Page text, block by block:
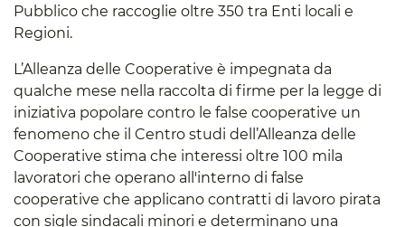
Pubblico che raccoglie oltre 350 tra Enti locali e
Regioni.
L’Alleanza delle Cooperative è impegnata da
qualche mese nella raccolta di firme per la legge di
iniziativa popolare contro le false cooperative un
fenomeno che il Centro studi dell’Alleanza delle
Cooperative stima che interessi oltre 100 mila
lavoratori che operano all'interno di false
cooperative che applicano contratti di lavoro pirata
con sigle sindacali minori e determinano una